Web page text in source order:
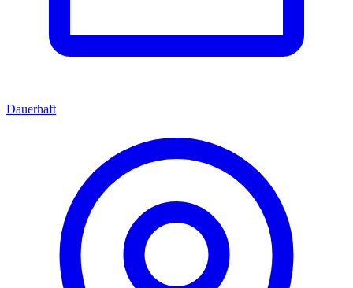
Dauerhaft